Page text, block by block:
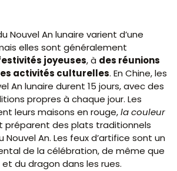
Nouvel An lunaire varient d’une
elles sont généralement
joyeuses, à des réunions
activités culturelles. En Chine, les
An lunaire durent 15 jours, avec des
propres à chaque jour. Les
leurs maisons en rouge,la couleur
préparent des plats traditionnels
Nouvel An. Les feux d’artifice sont un
de la célébration, de même que
du dragon dans les rues.